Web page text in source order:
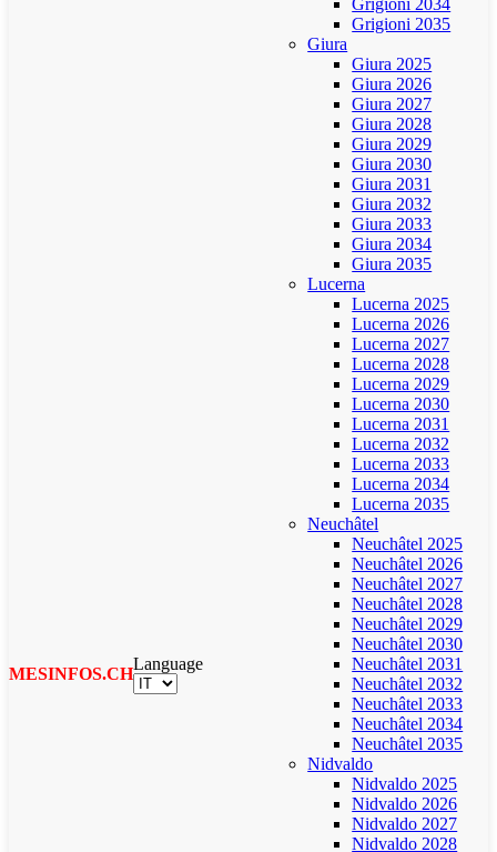
MESINFOS.CH
Language
Grigioni 2034
Grigioni 2035
Giura
Giura 2025
Giura 2026
Giura 2027
Giura 2028
Giura 2029
Giura 2030
Giura 2031
Giura 2032
Giura 2033
Giura 2034
Giura 2035
Lucerna
Lucerna 2025
Lucerna 2026
Lucerna 2027
Lucerna 2028
Lucerna 2029
Lucerna 2030
Lucerna 2031
Lucerna 2032
Lucerna 2033
Lucerna 2034
Lucerna 2035
Neuchâtel
Neuchâtel 2025
Neuchâtel 2026
Neuchâtel 2027
Neuchâtel 2028
Neuchâtel 2029
Neuchâtel 2030
Neuchâtel 2031
Neuchâtel 2032
Neuchâtel 2033
Neuchâtel 2034
Neuchâtel 2035
Nidvaldo
Nidvaldo 2025
Nidvaldo 2026
Nidvaldo 2027
Nidvaldo 2028